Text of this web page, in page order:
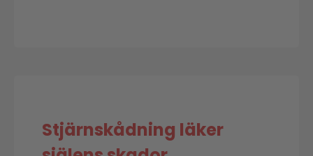
Stjärnskådning läker